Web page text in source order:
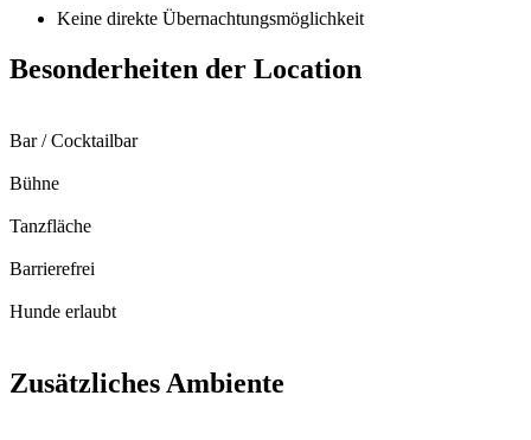
Keine direkte Übernachtungsmöglichkeit
Besonderheiten der Location
Bar / Cocktailbar
Bühne
Tanzfläche
Barrierefrei
Hunde erlaubt
Zusätzliches Ambiente